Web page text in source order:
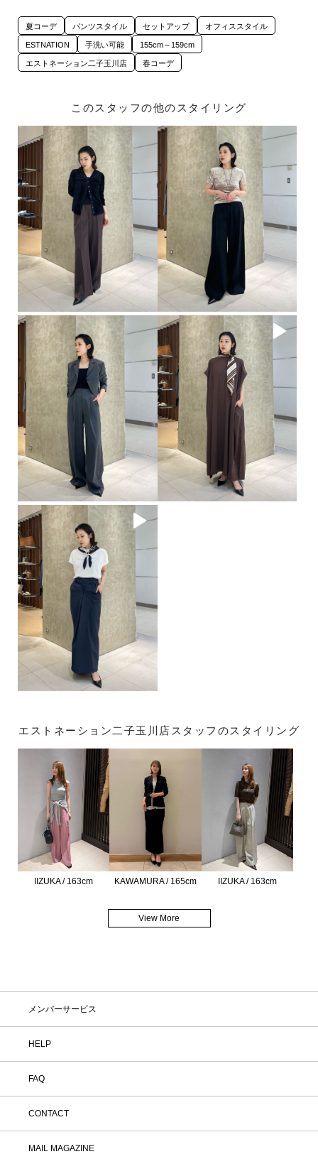
夏コーデ パンツスタイル セットアップ オフィススタイル
ESTNATION 手洗い可能 155cm～159cm
エストネーション二子玉川店 春コーデ
このスタッフの他のスタイリング
エストネーション二子玉川店スタッフのスタイリング
IIZUKA / 163cm KAWAMURA / 165cm IIZUKA / 163cm
View More
メンバーサービス
HELP
FAQ
CONTACT
MAIL MAGAZINE